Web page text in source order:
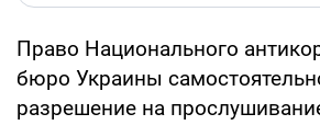
Право Национального
бюро Украины
разрешение на